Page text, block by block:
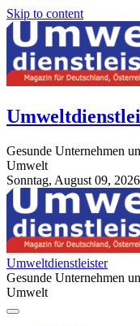
Skip to content
Gesunde Unternehmen
Umwelt
Sonntag, August 09, 2026
StuttgartApotheke.com
Umweltdienstleister
Gesunde Unternehmen
Umwelt